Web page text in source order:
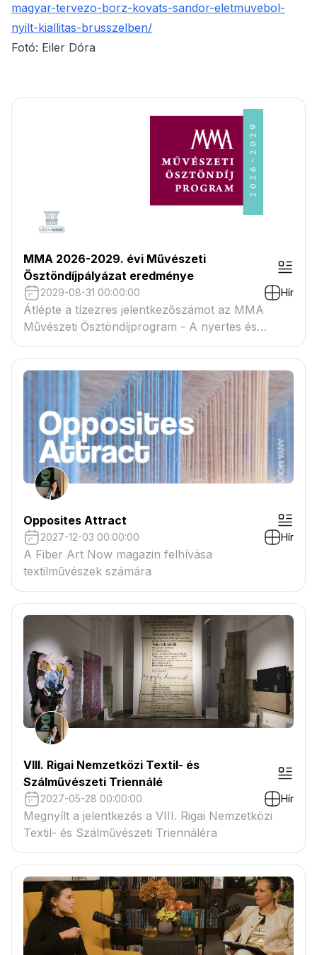
magyar-tervezo-borz-kovats-sandor-eletmuvebol-
nyilt-kiallitas-brusszelben/
Fotó: Eiler Dóra
MMA 2026-2029. évi Művészeti
Ösztöndíjpályázat eredménye
2029-08-31 00:00:00 Hír
Átlépte a tízezres jelentkezőszámot az MMA
Művészeti Ösztöndíjprogram - A nyertes és
tartaléklistás pályázók névsora megtekinthető a
csatolmányban
Opposites Attract
2027-12-03 00:00:00 Hír
A Fiber Art Now magazin felhívása
textilművészek számára
VIII. Rigai Nemzetközi Textil- és
Szálművészeti Triennálé
2027-05-28 00:00:00 Hír
Megnyílt a jelentkezés a VIII. Rigai Nemzetközi
Textil- és Szálművészeti Triennáléra